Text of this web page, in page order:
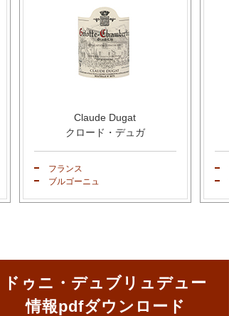
Claude Dugat
クロード・デュガ
フランス
ブルゴーニュ
ドゥニ・デュブリュデュー
情報pdfダウンロード